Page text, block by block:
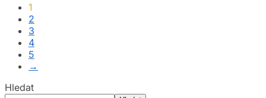
1
2
3
4
5
→
Hledat